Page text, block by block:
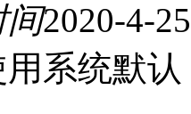
间2020-4-
系统默认